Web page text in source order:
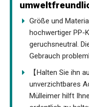
Größe und
hochwertiger PP-
geruchsneutral.
Gebrauch
【Halten Sie ihn
unverzichtbares
Mülleimer hilft